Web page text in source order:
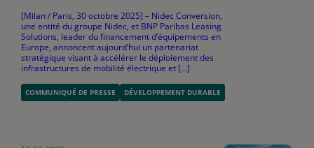
[Milan / Paris, 30 octobre 2025] – Nidec Conversion,
une entité du groupe Nidec, et BNP Paribas Leasing
Solutions, leader du financement d’équipements en
Europe, annoncent aujourd’hui un partenariat
stratégique visant à accélérer le déploiement des
infrastructures de mobilité électrique et [...]
COMMUNIQUÉ DE PRESSE DÉVELOPPEMENT DURABLE